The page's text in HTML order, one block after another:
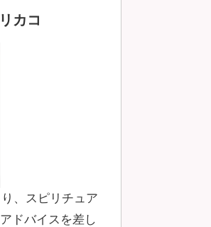
カコ
、スピリチュア
ドバイスを差し